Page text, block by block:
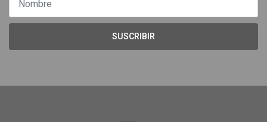
SUSCRIBIR